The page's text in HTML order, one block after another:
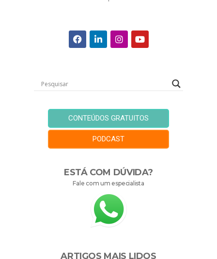
CONTEÚDOS GRATUITOS
PODCAST
ESTÁ COM DÚVIDA?
Fale com um especialista
ARTIGOS MAIS LIDOS